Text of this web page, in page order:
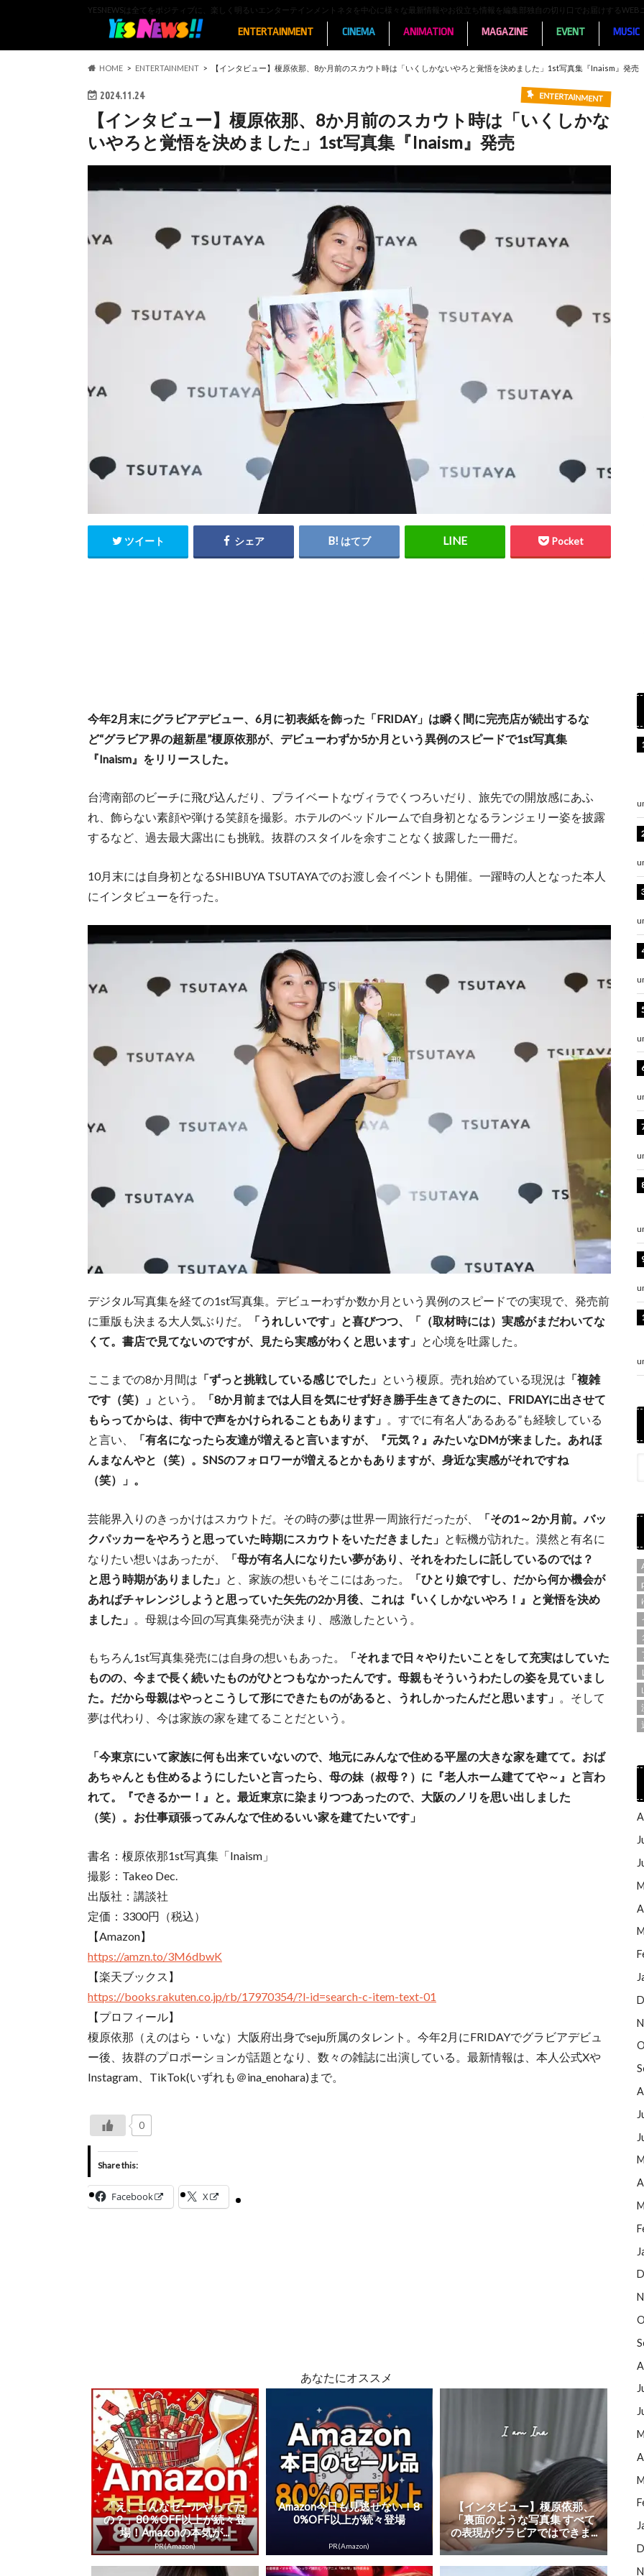
YESNEWSは全てをポジティブに、楽しく明るいエンターテインメントネタを中心に様々な最新情報やお役立ち情報を編集部独自の切り口でお届けするWEB
ENTERTAINMENT CINEMA ANIMATION MAGAZINE EVENT MUSIC
HOME ENTERTAINMENT 【インタビュー】榎原依那、8か月前のスカウト時は「いくしかないやろと覚悟を決めました」1st写真集『Inaism』発売
2024.11.24 ENTERTAINMENT
【インタビュー】榎原依那、8か月前のスカウト時は「いくしかな
いやろと覚悟を決めました」1st写真集『Inaism』発売
ツイート シェア はてブ Pocket
今年2月末にグラビアデビュー、6月に初表紙を飾った「FRIDAY」は瞬く間に完売店が続出するな
ど“グラビア界の超新星”榎原依那が、デビューわずか5か月という異例のスピードで1st写真集
『Inaism』をリリースした。
台湾南部のビーチに飛び込んだり、プライベートなヴィラでくつろいだり、旅先での開放感にあふ
れ、飾らない素顔や弾ける笑顔を撮影。ホテルのベッドルームで自身初となるランジェリー姿を披露
するなど、過去最大露出にも挑戦。抜群のスタイルを余すことなく披露した一冊だ。
10月末には自身初となるSHIBUYA TSUTAYAでのお渡し会イベントも開催。一躍時の人となった本人
にインタビューを行った。
デジタル写真集を経ての1st写真集。デビューわずか数か月という異例のスピードでの実現で、発売前
に重版も決まる大人気ぶりだ。
「うれしいです」と喜びつつ、「（取材時には）実感がまだわいてな
くて。書店で見てないのですが、見たら実感がわくと思います」 と心境を吐露した。
ここまでの8か月間は 「ずっと挑戦している感じでした」 という榎原。売れ始めている現況は 「複雑
です（笑）」 という。
「8か月前までは人目を気にせず好き勝手生きてきたのに、FRIDAYに出させて
もらってからは、街中で声をかけられることもあります」 。すでに有名人“あるある”も経験している
と言い、
「有名になったら友達が増えると言いますが、『元気？』みたいなDMが来ました。あれほ
んまなんやと（笑）。SNSのフォロワーが増えるとかもありますが、身近な実感がそれですね
（笑）」。
芸能界入りのきっかけはスカウトだ。その時の夢は世界一周旅行だったが、
「その1～2か月前。バッ
クパッカーをやろうと思っていた時期にスカウトをいただきました」 と転機が訪れた。漠然と有名に
なりたい想いはあったが、
「母が有名人になりたい夢があり、それをわたしに託しているのでは？
と思う時期がありました」 と、家族の想いもそこにはあった。
「ひとり娘ですし、だから何か機会が
あればチャレンジしようと思っていた矢先の2か月後、これは『いくしかないやろ！』と覚悟を決め
ました」
。母親は今回の写真集発売が決まり、感激したという。
もちろん1st写真集発売には自身の想いもあった。
「それまで日々やりたいことをして充実はしていた
ものの、今まで長く続いたものがひとつもなかったんです。母親もそういうわたしの姿を見ていまし
た。だから母親はやっとこうして形にできたものがあると、うれしかったんだと思います」 。そして
夢は代わり、今は家族の家を建てることだという。
「今東京にいて家族に何も出来ていないので、地元にみんなで住める平屋の大きな家を建てて。おば
あちゃんとも住めるようにしたいと言ったら、母の妹（叔母？）に『老人ホーム建ててや～』と言わ
れて。『できるかー！』と。最近東京に染まりつつあったので、大阪のノリを思い出しました
（笑）。お仕事頑張ってみんなで住めるいい家を建てたいです」
書名：榎原依那1st写真集「Inaism」
撮影：Takeo Dec.
出版社：講談社
定価：3300円（税込）
【Amazon】
https://amzn.to/3M6dbwK
【楽天ブックス】
https://books.rakuten.co.jp/rb/17970354/?l-id=search-c-item-text-01
【プロフィール】
榎原依那（えのはら・いな）大阪府出身でseju所属のタレント。今年2月にFRIDAYでグラビアデビュ
ー後、抜群のプロポーションが話題となり、数々の雑誌に出演している。最新情報は、本人公式Xや
Instagram、TikTok(いずれも＠ina_enohara)まで。
0
Share this:
Facebook X
あなたにオススメ
「え、こんなセールやってた
の？」80％OFF以上が続々登
場！Amazonの本気が...
PR(Amazon)
Amazon今日も見逃せない！8
0%OFF以上が続々登場
PR(Amazon)
【インタビュー】榎原依那、
「裏面のような写真集 すべて
の表現がグラビアではできま...